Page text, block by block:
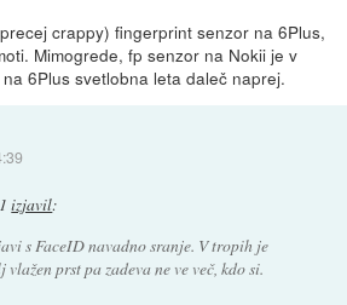
crappy) fingerprint senzor na 6Plus,
Mimogrede, fp senzor na Nokii je v
6Plus svetlobna leta daleč naprej.
izjavil:
s FaceID navadno sranje. V tropih je
prst pa zadeva ne ve več, kdo si.